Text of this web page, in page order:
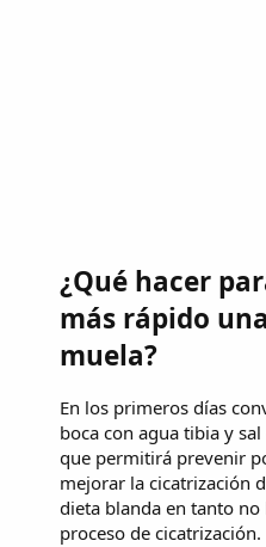
¿Qué hacer
más rápido
muela?
En los primeros días
boca con agua tibia y
que permitirá prevenir
mejorar la cicatrización
dieta blanda en tanto no
proceso de cicatrización.